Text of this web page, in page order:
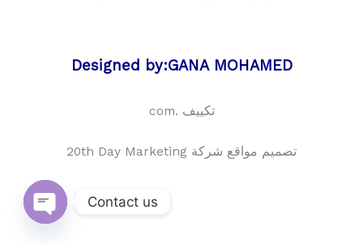
Designed by:GANA MOHAMED
تكييف .com
تصميم مواقع شركة 20th Day Marketing
Contact us
Open